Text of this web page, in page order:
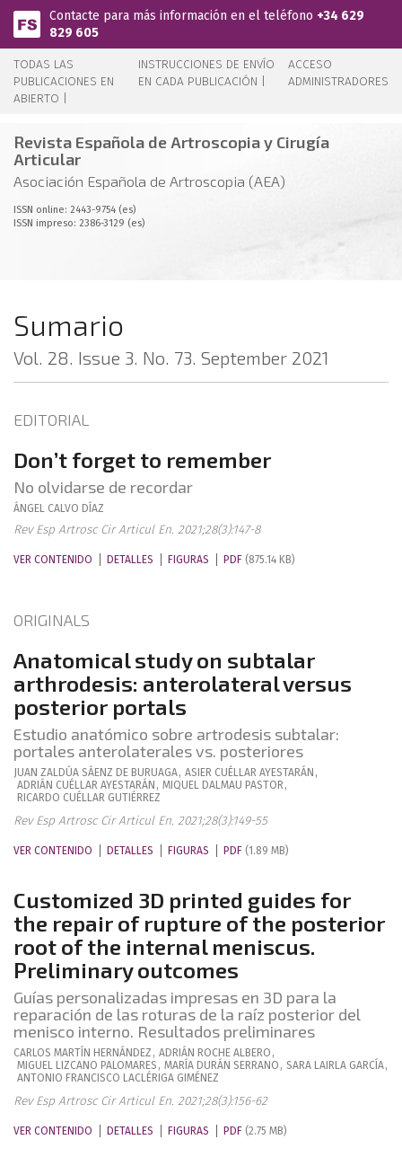
Pasar al contenido principal
Contacte para más información en el teléfono +34 629
829 605
TODAS LAS
PUBLICACIONES EN
ABIERTO |
INSTRUCCIONES DE ENVÍO
EN CADA PUBLICACIÓN |
ACCESO
ADMINISTRADORES
Revista Española de Artroscopia y Cirugía
Articular
Asociación Española de Artroscopia (AEA)
ISSN online: 2443-9754 (es)
ISSN impreso: 2386-3129 (es)
Sumario
Vol. 28. Issue 3. No. 73. September 2021
EDITORIAL
Don’t forget to remember
No olvidarse de recordar
ÁNGEL CALVO DÍAZ
Rev Esp Artrosc Cir Articul En. 2021;28(3):147-8
VER CONTENIDO DETALLES FIGURAS PDF (875.14 KB)
ORIGINALS
Anatomical study on subtalar
arthrodesis: anterolateral versus
posterior portals
Estudio anatómico sobre artrodesis subtalar:
portales anterolaterales vs. posteriores
JUAN ZALDÚA SÁENZ DE BURUAGA, ASIER CUÉLLAR AYESTARÁN ,
ADRIÁN CUÉLLAR AYESTARÁN , MIQUEL DALMAU PASTOR,
RICARDO CUÉLLAR GUTIÉRREZ
Rev Esp Artrosc Cir Articul En. 2021;28(3):149-55
VER CONTENIDO DETALLES FIGURAS PDF (1.89 MB)
Customized 3D printed guides for
the repair of rupture of the posterior
root of the internal meniscus.
Preliminary outcomes
Guías personalizadas impresas en 3D para la
reparación de las roturas de la raíz posterior del
menisco interno. Resultados preliminares
CARLOS MARTÍN HERNÁNDEZ , ADRIÁN ROCHE ALBERO ,
MIGUEL LIZCANO PALOMARES , MARÍA DURÁN SERRANO , SARA LAIRLA GARCÍA,
ANTONIO FRANCISCO LACLÉRIGA GIMÉNEZ
Rev Esp Artrosc Cir Articul En. 2021;28(3):156-62
VER CONTENIDO DETALLES FIGURAS PDF (2.75 MB)